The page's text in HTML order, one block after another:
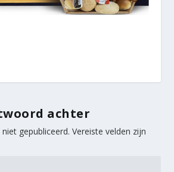
achter
gepubliceerd. Vereiste velden zijn